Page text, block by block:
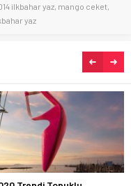
ilkbahar yaz mango ceket
yaz